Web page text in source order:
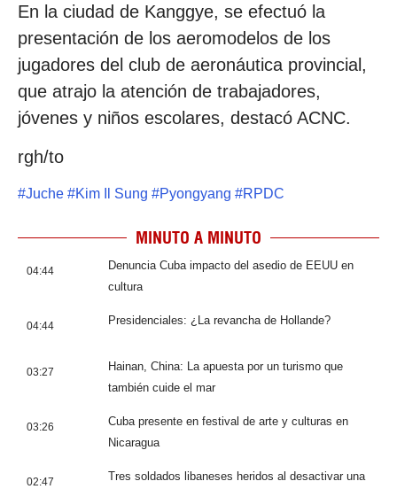
En la ciudad de Kanggye, se efectuó la
presentación de los aeromodelos de los
jugadores del club de aeronáutica provincial,
que atrajo la atención de trabajadores,
jóvenes y niños escolares, destacó ACNC.
rgh/to
#Juche #Kim Il Sung #Pyongyang #RPDC
MINUTO A MINUTO
04:44
Denuncia Cuba impacto del asedio de EEUU en
cultura
04:44 Presidenciales: ¿La revancha de Hollande?
03:27
Hainan, China: La apuesta por un turismo que
también cuide el mar
03:26
Cuba presente en festival de arte y culturas en
Nicaragua
02:47
Tres soldados libaneses heridos al desactivar una